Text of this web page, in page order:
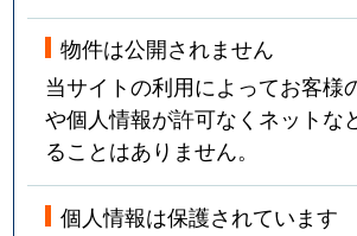
物件は公開されません
当サイトの利用によってお客様
や個人情報が許可なくネットな
ることはありません。
個人情報は保護されています